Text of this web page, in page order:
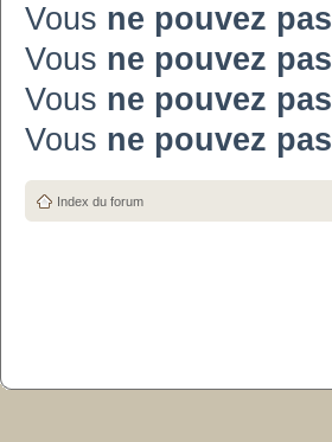
Vous ne pouvez pas
Vous ne pouvez pas
Vous ne pouvez pas
Vous ne pouvez pas
Index du forum